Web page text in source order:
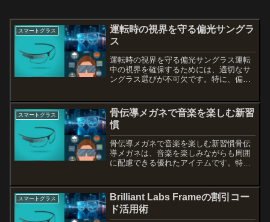
スマートグラス
運転時の視界を守る偏光サングラ
ス
運転時の視界を守る偏光サングラス運転
中の視界を確保するためには、適切なサ
ングラス選びが不可欠です。特に、偏光
では、昼夜兼用の度付きモデルの選び方
や、運転中に最適なレンズ...
スマートグラス
骨伝導メガネで音楽を楽しむ新習
慣
骨伝導メガネで音楽を楽しむ新習慣骨伝
導メガネは、音楽を楽しみながらも周囲
に配慮できる優れたアイテムです。特に
める助けになります。本記事では、骨伝
導メガネの活用法や選び方、...
スマートグラス
Brilliant Labs Frameの割引コー
ド活用術